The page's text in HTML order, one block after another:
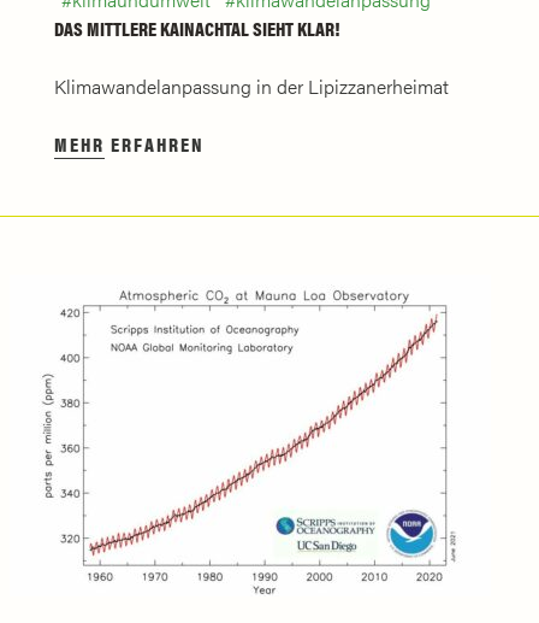
DAS MITTLERE KAINACHTAL SIEHT KLAR!
Klimawandelanpassung in der Lipizzanerheimat
MEHR ERFAHREN